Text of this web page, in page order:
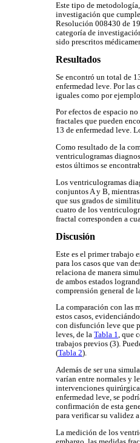
Este tipo de
investigación que
Resolución 008430 de
categoría de
sido prescritos
Resultados
Se encontró un total de
enfermedad leve. Por
iguales como por
Por efectos de espacio
fractales que pueden
13 de enfermedad leve.
Como resultado de la
ventriculogramas
estos últimos se
Los ventriculogramas
conjuntos A y B,
que sus grados de
cuatro de los
fractal corresponden a
Discusión
Este es el primer trabajo
para los casos que van
relaciona de manera
de ambos estados
comprensión general de
La comparación con las
estos casos,
con disfunción leve que
leves, de la Tabla 1, que
trabajos previos (3).
(Tabla 2).
Además de ser una
varían entre normales y
intervenciones
enfermedad leve, se
confirmación de esta
para verificar su validez
La medición de los